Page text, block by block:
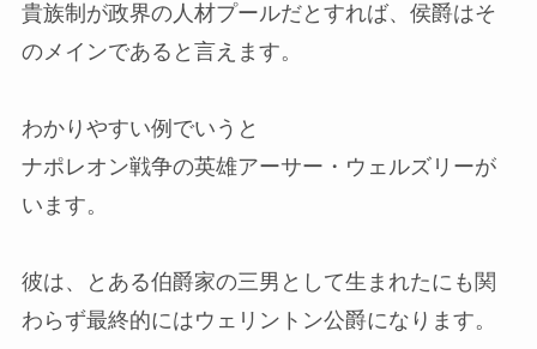
貴族制が政界の人材プールだとすれば、侯爵はそ
のメインであると言えます。
わかりやすい例でいうと
ナポレオン戦争の英雄アーサー・ウェルズリーが
います。
彼は、とある伯爵家の三男として生まれたにも関
わらず最終的にはウェリントン公爵になります。